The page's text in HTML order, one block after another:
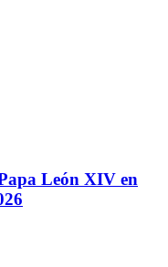
León XIV en